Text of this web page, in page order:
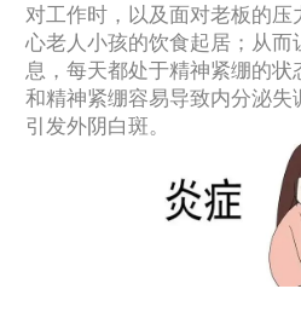
对工作时，以及面对老板的
心老人小孩的饮食起居；从而
息，每天都处于精神紧绷的状
和精神紧绷容易导致内分泌失
引发外阴白斑。